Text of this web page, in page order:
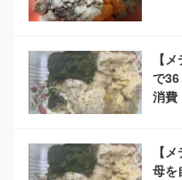
【
で
消費
【
母を